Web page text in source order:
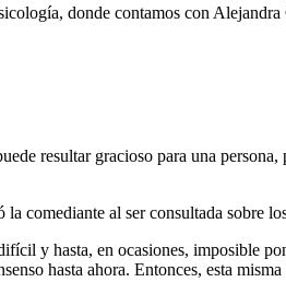
donde contamos con
resultar gracioso para una
comediante al ser consultada sobre
y hasta, en ocasiones, imposible
hasta ahora. Entonces, esta